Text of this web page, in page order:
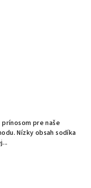
pre naše
Nízky obsah sodíka